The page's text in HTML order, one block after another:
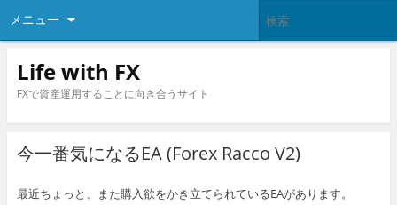
メニュー
Life with FX
FXで資産運用することに向き合うサイト
今一番気になるEA (Forex Racco V2)
最近ちょっと、また購入欲をかき立てられているEAがあります。